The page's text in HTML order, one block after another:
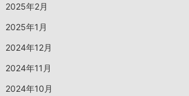
2025年2月
2025年1月
2024年12月
2024年11月
2024年10月